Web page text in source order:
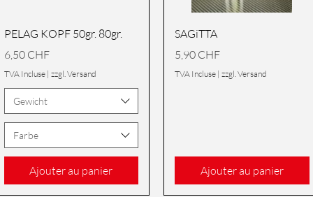
Aperçu rapide
PELAG KOPF 50gr. 80gr.
Prix
6,50 CHF
TVA Incluse| zzgl. Versand
Gewicht
Farbe
Ajouter au panier
Aperçu rapide
SAGiTTA
Prix
5,90 CHF
TVA Incluse | zzgl. Versand
Ajouter au panier